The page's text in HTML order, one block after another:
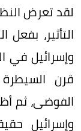
لقد تعرض
التأثير، بفعل
وإسرائيل في
قرن
الفوضى، ثم
وإسرائيل